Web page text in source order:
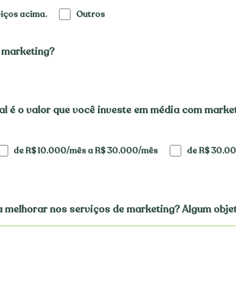
acima.
Outros
é o valor que você investe em média com
de R$ 10.000/mês a R$ 30.000/mês
de R$
nos serviços de marketing? Algum